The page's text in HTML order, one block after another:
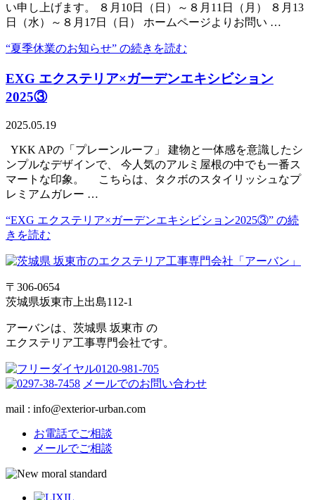
い申し上げます。 ８月10日（日）～８月11日（月） ８月13
日（水）～８月17日（日） ホームページよりお問い …
“夏季休業のお知らせ” の続きを読む
EXG エクステリア×ガーデンエキシビション
2025③
2025.05.19
YKK APの「プレーンルーフ」 建物と一体感を意識したシ
ンプルなデザインで、 今人気のアルミ屋根の中でも一番ス
マートな印象。 こちらは、タクボのスタイリッシュなプ
レミアムガレー …
“EXG エクステリア×ガーデンエキシビション2025③” の続
きを読む
〒306-0654
茨城県坂東市上出島112-1
アーバンは、茨城県 坂東市 の
エクステリア工事専門会社です。
メールでのお問い合わせ
mail : info@exterior-urban.com
お電話でご相談
メールでご相談